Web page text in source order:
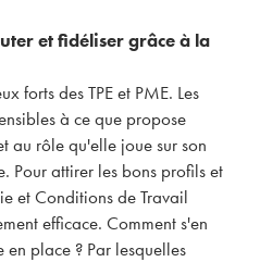
et fidéliser grâce à la
forts des TPE et PME. Les
à ce que propose
au rôle qu'elle joue sur son
Pour attirer les bons profils et
et Conditions de Travail
efficace. Comment s'en
en place ? Par lesquelles